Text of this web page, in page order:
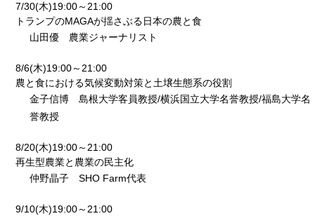
7/30(木)19:00～21:00
トランプのMAGAが揺さぶる日本の農と食
山田優 農業ジャーナリスト
8/6(木)19:00～21:00
農と食における気候変動対策と土壌生態系の役割
金子信博 島根大学客員教授/横浜国立大学名誉教授/福島大学名
誉教授
8/20(木)19:00～21:00
再生型農業と農業の民主化
仲野晶子 SHO Farm代表
9/10(木)19:00～21:00